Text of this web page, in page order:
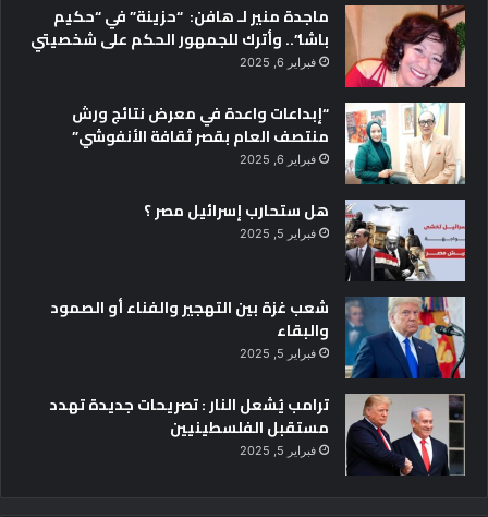
ماجدة منير لـ هافن: “حزينة” في “حكيم
باشا”.. وأترك للجمهور الحكم على شخصيتي
فبراير 6, 2025
“إبداعات واعدة في معرض نتائج ورش
منتصف العام بقصر ثقافة الأنفوشي”
فبراير 6, 2025
هل ستحارب إسرائيل مصر ؟
فبراير 5, 2025
شعب غزة بين التهجير والفناء أو الصمود
والبقاء
فبراير 5, 2025
ترامب يُشعل النار : تصريحات جديدة تهدد
مستقبل الفلسطينيين
فبراير 5, 2025